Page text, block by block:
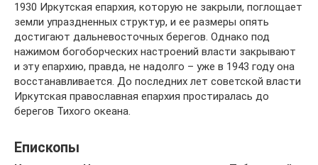
1930 Иркутская епархия, которую не закрыли, поглощает
земли упраздненных структур, и ее размеры опять
достигают дальневосточных берегов. Однако под
нажимом богоборческих настроений власти закрывают
и эту епархию, правда, не надолго – уже в 1943 году она
восстанавливается. До последних лет советской власти
Иркутская православная епархия простиралась до
берегов Тихого океана.
Епископы